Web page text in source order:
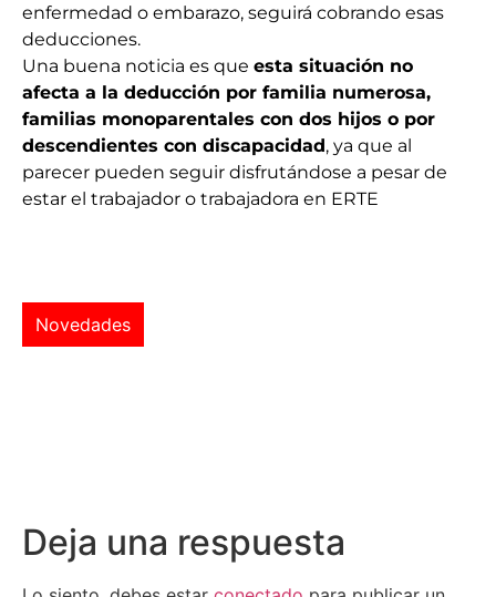
enfermedad o embarazo, seguirá cobrando esas
deducciones.
Una buena noticia es que esta situación no
afecta a la deducción por familia numerosa,
familias monoparentales con dos hijos o por
descendientes con discapacidad, ya que al
parecer pueden seguir disfrutándose a pesar de
estar el trabajador o trabajadora en ERTE
Novedades
Deja una respuesta